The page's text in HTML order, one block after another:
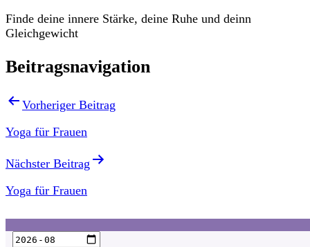
Finde deine innere Stärke, deine Ruhe und deinn
Gleichgewicht
Beitragsnavigation
Vorheriger Beitrag
Yoga für Frauen
Nächster Beitrag
Yoga für Frauen